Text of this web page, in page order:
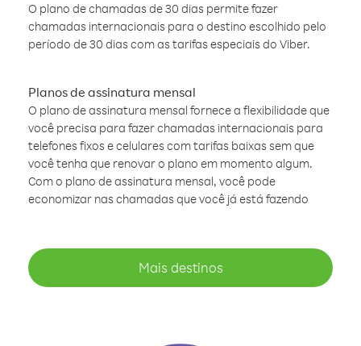
O plano de chamadas de 30 dias permite fazer
chamadas internacionais para o destino escolhido pelo
período de 30 dias com as tarifas especiais do Viber.
Planos de assinatura mensal
O plano de assinatura mensal fornece a flexibilidade que
você precisa para fazer chamadas internacionais para
telefones fixos e celulares com tarifas baixas sem que
você tenha que renovar o plano em momento algum.
Com o plano de assinatura mensal, você pode
economizar nas chamadas que você já está fazendo
Mais destinos